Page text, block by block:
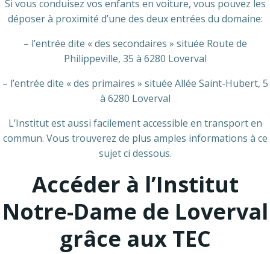
Si vous conduisez vos enfants en voiture, vous pouvez les
déposer à proximité d’une des deux entrées du domaine:
– l’entrée dite « des secondaires » située Route de
Philippeville, 35 à 6280 Loverval
– l’entrée dite « des primaires » située Allée Saint-Hubert, 5
à 6280 Loverval
L’Institut est aussi facilement accessible en transport en
commun. Vous trouverez de plus amples informations à ce
sujet ci dessous.
Accéder à l’Institut
Notre-Dame de Loverval
grâce aux TEC